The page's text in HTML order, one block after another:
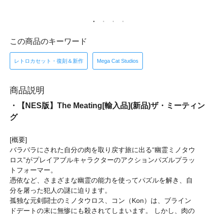
この商品のキーワード
レトロカセット・復刻＆新作 Mega Cat Studios
商品説明
・【NES版】The Meating[輸入品](新品)ザ・ミーティン
グ
[概要]
バラバラにされた自分の肉を取り戻す旅に出る“幽霊ミノタウ
ロス”がプレイアブルキャラクターのアクションパズルプラッ
トフォーマー。
憑依など、さまざまな幽霊の能力を使ってパズルを解き、自
分を屠った犯人の謎に迫ります。
孤独な元剣闘士のミノタウロス、コン（Kon）は、ブライン
ドデートの末に無惨にも殺されてしまいます。 しかし、肉の